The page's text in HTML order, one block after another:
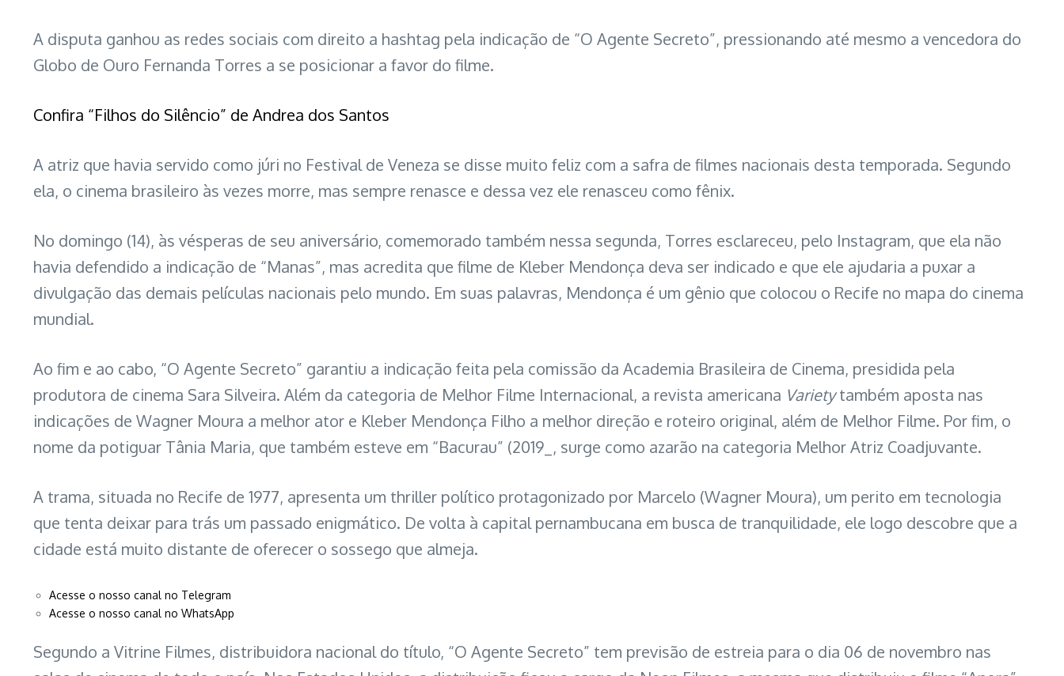
A disputa ganhou as redes sociais com direito a hashtag pela indicação de “O Agente Secreto”, pressionando até mesmo a vencedora do
Globo de Ouro Fernanda Torres a se posicionar a favor do filme.
Confira “Filhos do Silêncio” de Andrea dos Santos
A atriz que havia servido como júri no Festival de Veneza se disse muito feliz com a safra de filmes nacionais desta temporada. Segundo
ela, o cinema brasileiro às vezes morre, mas sempre renasce e dessa vez ele renasceu como fênix.
No domingo (14), às vésperas de seu aniversário, comemorado também nessa segunda, Torres esclareceu, pelo Instagram, que ela não
havia defendido a indicação de “Manas”, mas acredita que filme de Kleber Mendonça deva ser indicado e que ele ajudaria a puxar a
divulgação das demais películas nacionais pelo mundo. Em suas palavras, Mendonça é um gênio que colocou o Recife no mapa do cinema
mundial.
Ao fim e ao cabo, “O Agente Secreto” garantiu a indicação feita pela comissão da Academia Brasileira de Cinema, presidida pela
produtora de cinema Sara Silveira. Além da categoria de Melhor Filme Internacional, a revista americana Varietytambém aposta nas
indicações de Wagner Moura a melhor ator e Kleber Mendonça Filho a melhor direção e roteiro original, além de Melhor Filme. Por fim, o
nome da potiguar Tânia Maria, que também esteve em “Bacurau” (2019_, surge como azarão na categoria Melhor Atriz Coadjuvante.
A trama, situada no Recife de 1977, apresenta um thriller político protagonizado por Marcelo (Wagner Moura), um perito em tecnologia
que tenta deixar para trás um passado enigmático. De volta à capital pernambucana em busca de tranquilidade, ele logo descobre que a
cidade está muito distante de oferecer o sossego que almeja.
Acesse o nosso canal no Telegram
Acesse o nosso canal no WhatsApp
Segundo a Vitrine Filmes, distribuidora nacional do título, “O Agente Secreto” tem previsão de estreia para o dia 06 de novembro nas